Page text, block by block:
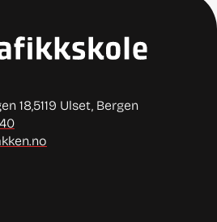
18,5119 Ulset, Bergen